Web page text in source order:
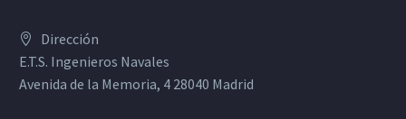
Dirección
E.T.S. Ingenieros Navales
Avenida de la Memoria, 4 28040 Madrid